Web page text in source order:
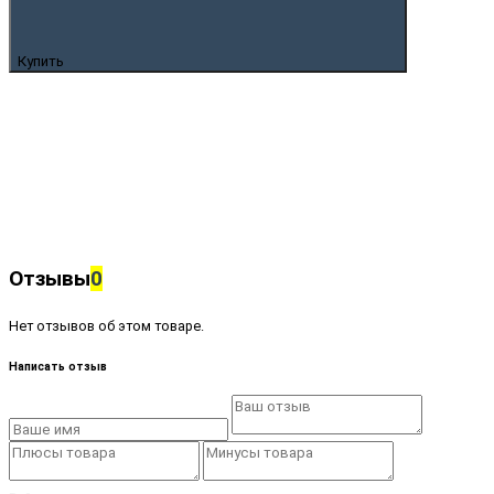
Купить
Отзывы0
Нет отзывов об этом товаре.
Написать отзыв